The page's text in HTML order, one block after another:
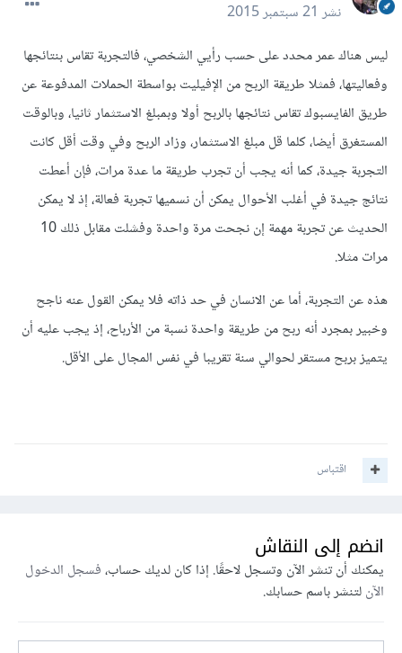
نشر21 سبتمبر 2015
ليس هناك عمر محدد على حسب رأيي الشخصي، فالتجربة تقاس بنتائجها
وفعاليتها، فمثلا طريقة الربح من الإفيليت بواسطة الحملات المدفوعة عن
طريق الفايسبوك تقاس نتائجها بالربح أولا وبمبلغ الاستثمار ثانيا، وبالوقت
المستغرق أيضا، كلما قل مبلغ الاستثمار، وزاد الربح وفي وقت أقل كانت
التجربة جيدة، كما أنه يجب أن تجرب طريقة ما عدة مرات، فإن أعطت
نتائج جيدة في أغلب الأحوال يمكن أن نسميها تجربة فعالة، إذ لا يمكن
الحديث عن تجربة مهمة إن نجحت مرة واحدة وفشلت مقابل ذلك 10
مرات مثلا.
هذه عن التجربة، أما عن الانسان في حد ذاته فلا يمكن القول عنه ناجح
وخبير بمجرد أنه ربح من طريقة واحدة نسبة من الأرباح، إذ يجب عليه أن
يتميز بربح مستقر لحوالي سنة تقريبا في نفس المجال على الأقل.
اقتباس
انضم إلى النقاش
يمكنك أن تنشر الآن وتسجل لاحقًا. إذا كان لديك حساب،فسجل الدخول
الآنلتنشر باسم حسابك.